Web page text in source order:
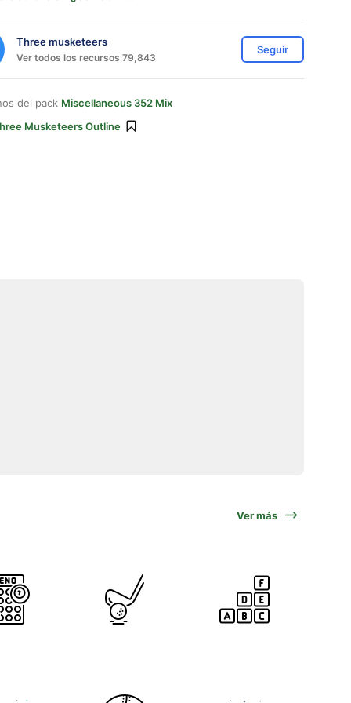
Three musketeers
Ver todos los recursos 79,843
Seguir
del pack Miscellaneous 352 Mix
Musketeers Outline
Ver más